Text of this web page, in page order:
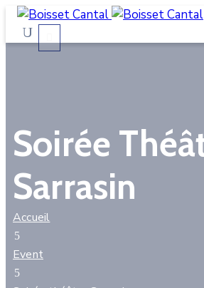
à
Boisset
Démarches
Contactez-
nous
Soirée
Sarrasin
Accueil
Event